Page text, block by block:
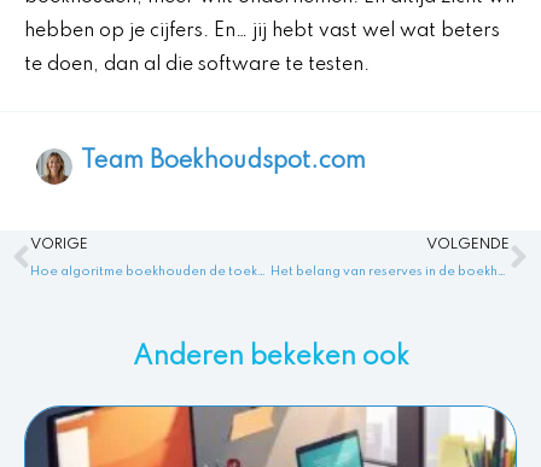
hebben op je cijfers. En… jij hebt vast wel wat beters
te doen, dan al die software te testen.
Team Boekhoudspot.com
Vorige
VORIGE
Hoe algoritme boekhouden de toekomst van de boekhouding verandert
VOLGENDE
Het belang van reserves in de boekhouding en reserves boekhouden
Anderen bekeken ook